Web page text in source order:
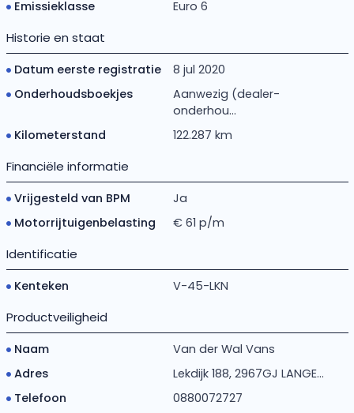
Emissieklasse Euro 6
Historie en staat
Datum eerste registratie
8 jul 2020
Onderhoudsboekjes
Aanwezig (dealer-
onderhou...
Kilometerstand
122.287 km
Financiële informatie
Vrijgesteld van BPM
Ja
Motorrijtuigenbelasting
€ 61 p/m
Identificatie
Kenteken V-45-LKN
Productveiligheid
Naam
Van der Wal Vans
Adres
Lekdijk 188, 2967GJ LANGE...
Telefoon
0880072727